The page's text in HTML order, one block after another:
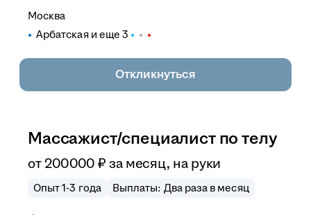
Москва
Арбатская и еще 3
Откликнуться
Массажист/специалист по телу
от 200 000 ₽ за месяц, на руки
Опыт 1-3 года Выплаты: Два раза в месяц